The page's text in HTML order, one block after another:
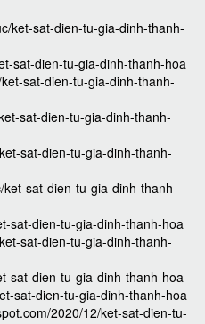
ket-sat-dien-tu-gia-dinh-thanh-
sat-dien-tu-gia-dinh-thanh-hoa
sat-dien-tu-gia-dinh-thanh-
sat-dien-tu-gia-dinh-thanh-
sat-dien-tu-gia-dinh-thanh-
sat-dien-tu-gia-dinh-thanh-
sat-dien-tu-gia-dinh-thanh-hoa
sat-dien-tu-gia-dinh-thanh-
sat-dien-tu-gia-dinh-thanh-hoa
sat-dien-tu-gia-dinh-thanh-hoa
2020/12/ket-sat-dien-tu-